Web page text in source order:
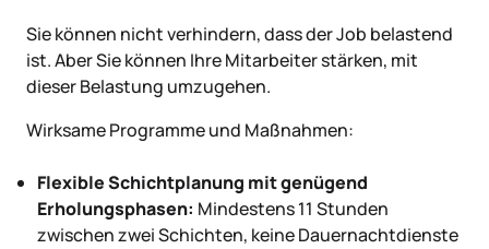
Sie können nicht verhindern, dass der Job belastend
ist. Aber Sie können Ihre Mitarbeiter stärken, mit
dieser Belastung umzugehen.
Wirksame Programme und Maßnahmen:
Flexible Schichtplanung mit genügend
Erholungsphasen: Mindestens 11 Stunden
zwischen zwei Schichten, keine Dauernachtdienste